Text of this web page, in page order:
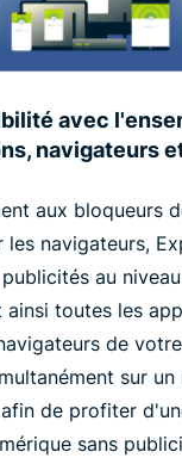
avec
navigateurs
aux bloqueurs
les navigateurs,
au
ainsi toutes les
de
sur un
de profiter
sans